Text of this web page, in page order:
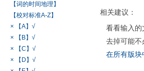
【词的时间地理】
【校对标准A-Z】
× 【A】√
× 【B】√
× 【C】√
× 【D】√
相关建议：
看看输入的
去掉可能不
在所有版块